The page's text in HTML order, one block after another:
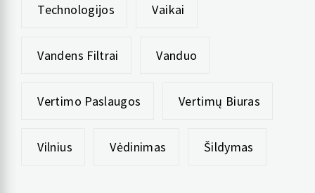
Technologijos Vaikai
Vandens Filtrai Vanduo
Vertimo Paslaugos Vertimų Biuras
Vilnius Vėdinimas Šildymas